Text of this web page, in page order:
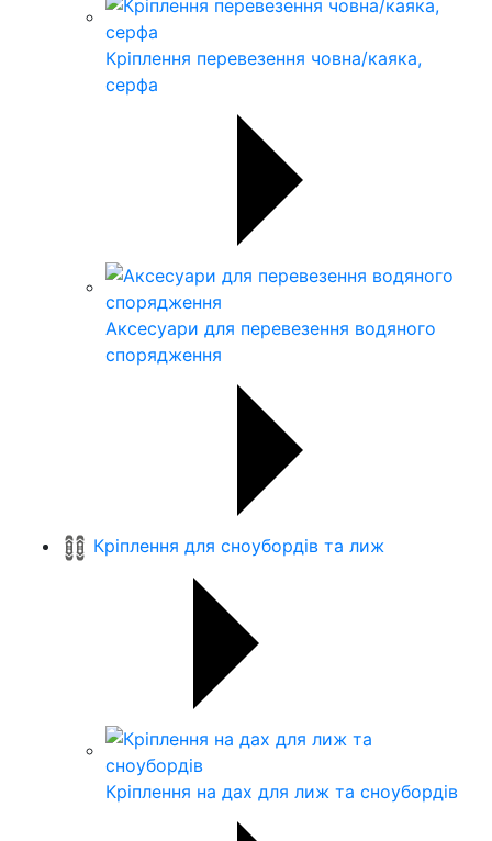
Кріплення перевезення човна/каяка,
серфа
Аксесуари для перевезення водяного
спорядження
Кріплення для сноубордів та лиж
Кріплення на дах для лиж та сноубордів